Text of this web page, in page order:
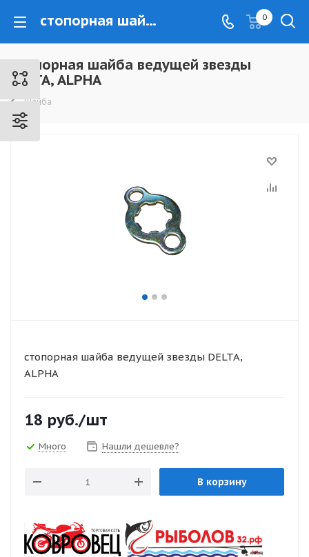
стопорная шайба ведущей звезды DELTA, ALPHA - www.kovrovec.ru 0
стопорная шайба ведущей звезды
DELTA, ALPHA
Шайба
стопорная шайба ведущей звезды DELTA,
ALPHA
18 руб./шт
Много Нашли дешевле?
В корзину